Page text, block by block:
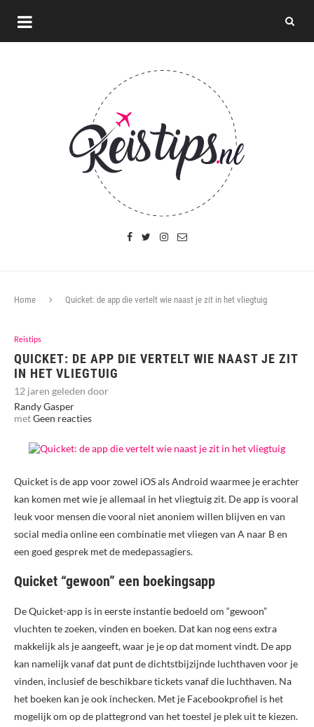
Home Quicket: de app die vertelt wie naast je zit in het vliegtuig
Reistips
QUICKET: DE APP DIE VERTELT WIE NAAST JE ZIT
IN HET VLIEGTUIG
12 jaren geleden door
Randy Gasper
metGeen reacties
Quicket is de app voor zowel iOS als Android waarmee je erachter
kan komen met wie je allemaal in het vliegtuig zit. De app is vooral
leuk voor mensen die vooral niet anoniem willen blijven en van
social media online een combinatie met vliegen van A naar B en
een goed gesprek met de medepassagiers.
Quicket “gewoon” een boekingsapp
De Quicket-app is in eerste instantie bedoeld om “gewoon”
vluchten te zoeken, vinden en boeken. Dat kan nog eens extra
makkelijk als je aangeeft, waar je je op dat moment vindt. De app
kan namelijk vanaf dat punt de dichtstbijzijnde luchthaven voor je
vinden, inclusief de beschikbare tickets vanaf die luchthaven. Na
het boeken kan je ook inchecken. Met je Facebookprofiel is het
mogelijk om op de plattegrond van het toestel je plek uit te kiezen.